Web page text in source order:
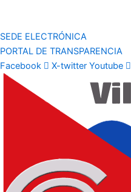
SEDE ELECTRÓNICA
PORTAL DE TRANSPARENCIA
Facebook
X-twitter Youtube